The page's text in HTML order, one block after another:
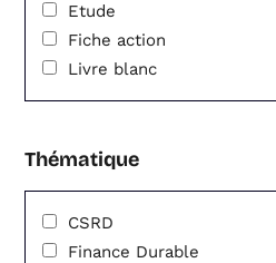
Etude
Fiche action
Livre blanc
Thématique
CSRD
Finance Durable